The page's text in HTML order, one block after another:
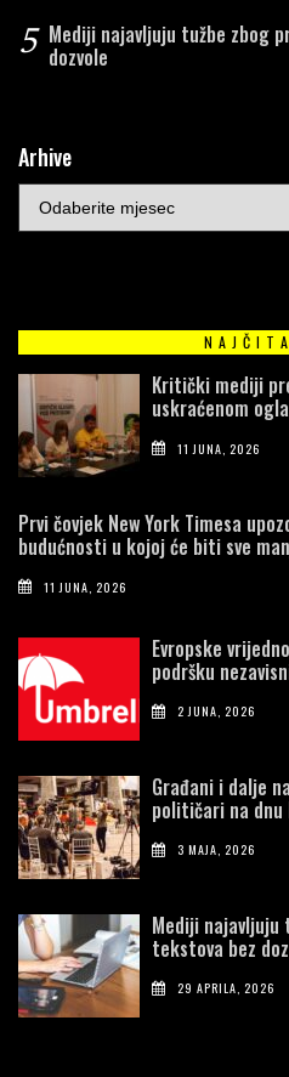
5 Mediji najavljuju tužbe zbog
dozvole
Arhive
Kritički mediji
uskraćenom
11 JUNA, 2026
Prvi čovjek New York Timesa
budućnosti u kojoj će biti sve
11 JUNA, 2026
Evropske
podršku
2 JUNA, 2026
Građani i dalje
političari na
3 MAJA, 2026
Mediji najavljuju
tekstova bez
29 APRILA, 2026